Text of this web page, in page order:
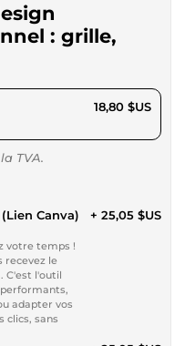
: grille,
18,80 $US
TVA.
Canva)
votre temps !
recevez le
C'est l'outil
adapter vos
clics, sans
+ 25,05 $US